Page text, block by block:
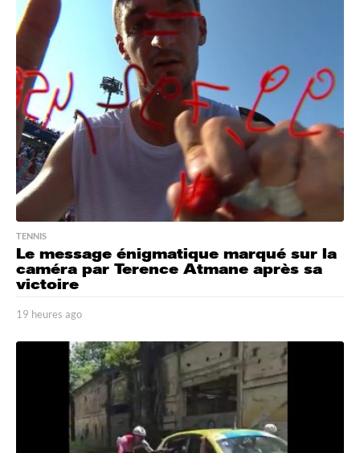
TENNIS
Le message énigmatique marqué sur la
caméra par Terence Atmane après sa
victoire
19 heures ago
h
e
u
r
e
s
a